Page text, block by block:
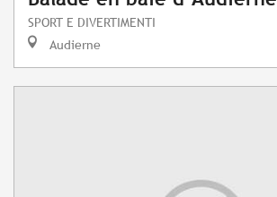
SPORT E DIVERTIMENTI
Audierne